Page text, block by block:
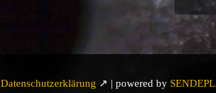
Datenschutzerklärung ↗ | powered by